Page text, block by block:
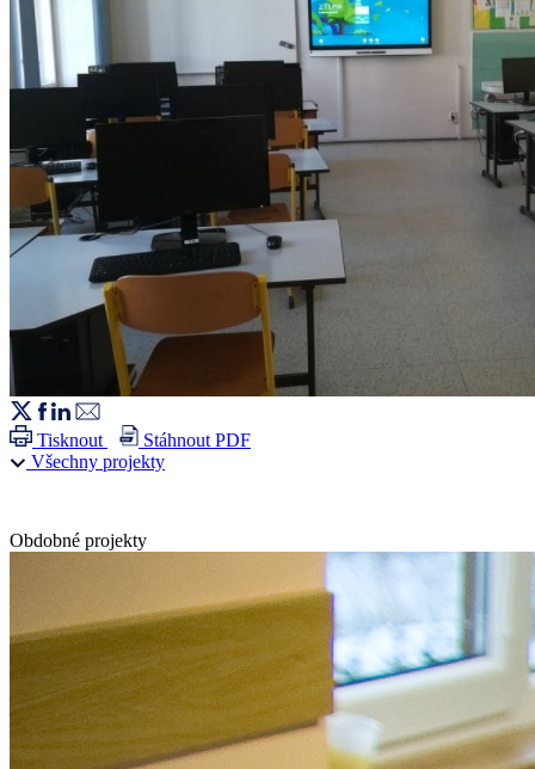
Tisknout
Stáhnout PDF
Všechny projekty
Obdobné projekty